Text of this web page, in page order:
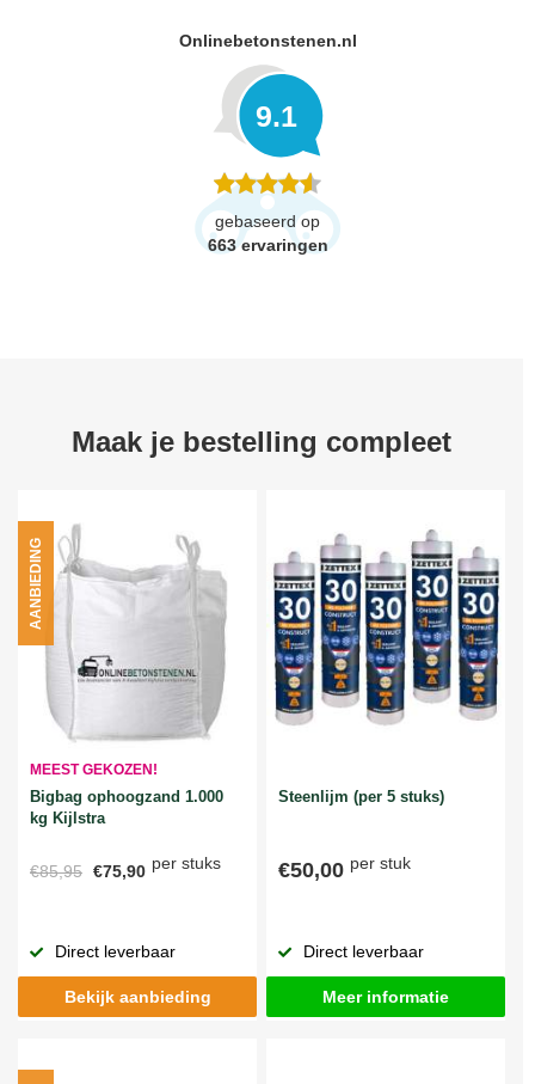
Onlinebetonstenen.nl
9.1
gebaseerd op
663 ervaringen
Maak je bestelling compleet
MEEST GEKOZEN!
Bigbag ophoogzand 1.000
kg Kijlstra
€85,95 €75,90 per stuks
AANBIEDING
Direct leverbaar
Bekijk aanbieding
Steenlijm (per 5 stuks)
€50,00 per stuk
Direct leverbaar
Meer informatie